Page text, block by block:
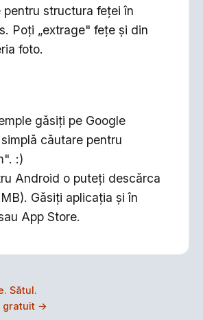
pentru structura feţei în
Poţi „extrage" feţe şi din
foto.
găsiţi pe Google
căutare pentru
:)
Android o puteţi descărca
Găsiţi aplicaţia şi în
App Store.
Sătul.
gratuit →